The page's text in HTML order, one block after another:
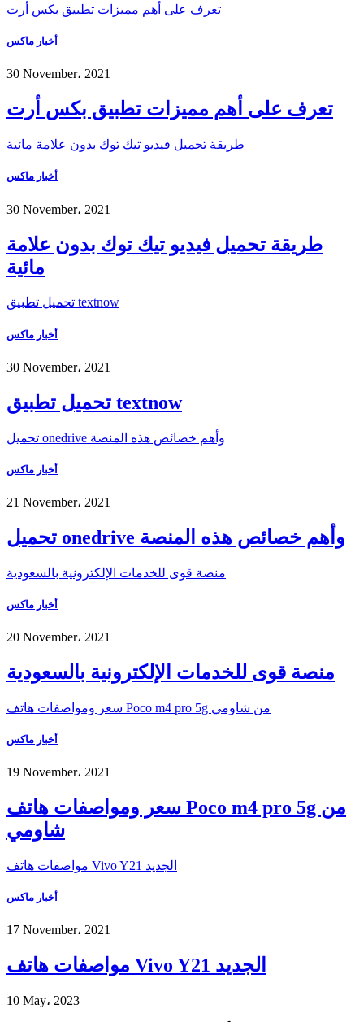
تعرف على أهم مميزات تطبيق بكس أرت
أخبار ماكس
30 November، 2021
تعرف على أهم مميزات تطبيق بكس أرت
طريقة تحميل فيديو تيك توك بدون علامة مائية
أخبار ماكس
30 November، 2021
طريقة تحميل فيديو تيك توك بدون علامة
مائية
تحميل تطبيق textnow
أخبار ماكس
30 November، 2021
تحميل تطبيق textnow
تحميل onedrive وأهم خصائص هذه المنصة
أخبار ماكس
21 November، 2021
تحميل onedrive وأهم خصائص هذه المنصة
منصة قوى للخدمات الإلكترونية بالسعودية
أخبار ماكس
20 November، 2021
منصة قوى للخدمات الإلكترونية بالسعودية
سعر ومواصفات هاتف Poco m4 pro 5g من شاومي
أخبار ماكس
19 November، 2021
سعر ومواصفات هاتف Poco m4 pro 5g من
شاومي
مواصفات هاتف Vivo Y21 الجديد
أخبار ماكس
17 November، 2021
مواصفات هاتف Vivo Y21 الجديد
10 May، 2023